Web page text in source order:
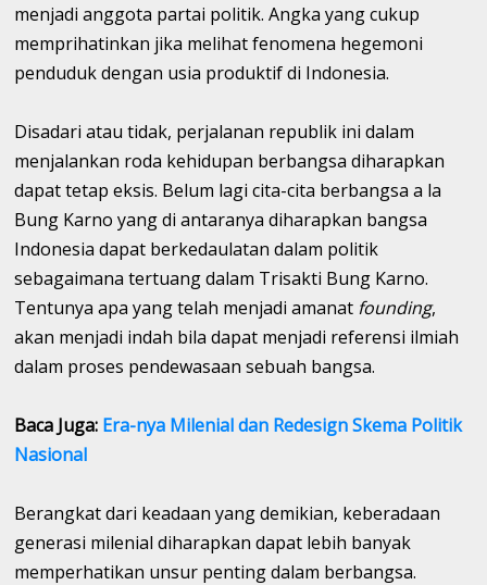
menjadi anggota partai politik. Angka yang cukup
memprihatinkan jika melihat fenomena hegemoni
penduduk dengan usia produktif di Indonesia.
Disadari atau tidak, perjalanan republik ini dalam
menjalankan roda kehidupan berbangsa diharapkan
dapat tetap eksis. Belum lagi cita-cita berbangsa a la
Bung Karno yang di antaranya diharapkan bangsa
Indonesia dapat berkedaulatan dalam politik
sebagaimana tertuang dalam Trisakti Bung Karno.
Tentunya apa yang telah menjadi amanat founding,
akan menjadi indah bila dapat menjadi referensi ilmiah
dalam proses pendewasaan sebuah bangsa.
Baca Juga: Era-nya Milenial dan Redesign Skema Politik
Nasional
Berangkat dari keadaan yang demikian, keberadaan
generasi milenial diharapkan dapat lebih banyak
memperhatikan unsur penting dalam berbangsa.